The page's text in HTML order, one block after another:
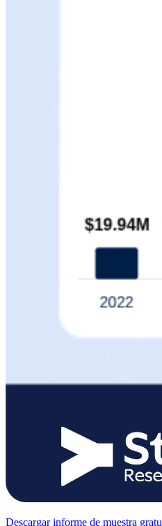
Descargar informe de muestra